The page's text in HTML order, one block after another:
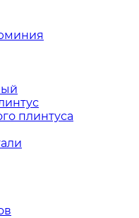
плинтуса